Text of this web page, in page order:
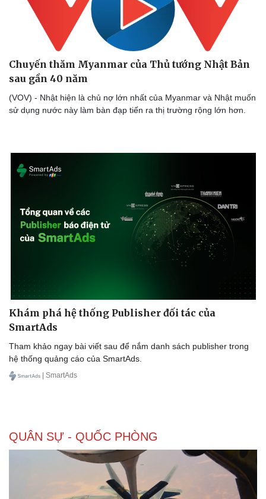
Chuyến thăm Myanmar của Thủ tướng Nhật Bản
sau gần 40 năm
(VOV) - Nhật hiện là chủ nợ lớn nhất của Myanmar và Nhật muốn
sử dụng nước này làm bàn đạp tiến ra thị trường rộng lớn hơn.
Khám phá hệ thống Publisher đối tác của
SmartAds
Tham khảo ngay bài viết sau để nắm danh sách publisher trong
hệ thống quảng cáo của SmartAds.
| SmartAds
QUÂN SỰ - QUỐC PHÒNG